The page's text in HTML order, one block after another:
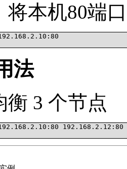
将本机80端
法
衡 3 个节点
192.168.2.12:80